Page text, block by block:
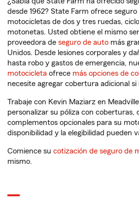
desde 1962? State Farm ofrece
motocicletas de dos y tres ruedas,
motonetas. Usted obtiene el mismo
proveedora de seguro de auto más
Unidos. Desde lesiones corporales y
hasta robo y gastos de emergencia,
motocicleta ofrece más opciones de
necesite agregar cobertura adicional si
Trabaje con Kevin Maziarz en
personalizar su póliza con coberturas,
complementos opcionales para su
disponibilidad y la elegibilidad pueden
Comience su cotización de seguro de
mismo.